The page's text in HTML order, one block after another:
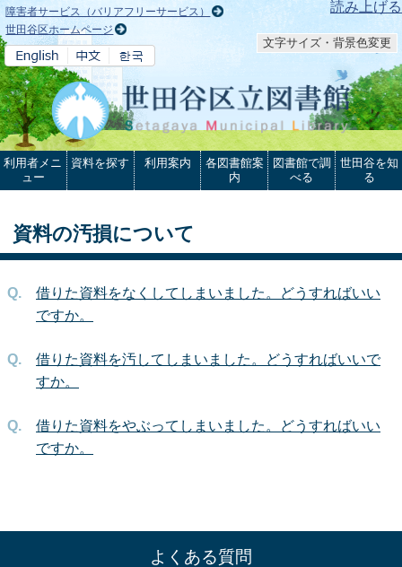
本文へ 読み上げる
障害者サービス（バリアフリーサービス）
世田谷区ホームページ
文字サイズ・背景色変更
利用者メニ
ュー
資料を探す 利用案内
各図書館案
内
図書館で調
べる
世田谷を知
る
資料の汚損について
借りた資料をなくしてしまいました。どうすればいい
ですか。
借りた資料を汚してしまいました。どうすればいいで
すか。
借りた資料をやぶってしまいました。どうすればいい
ですか。
よくある質問